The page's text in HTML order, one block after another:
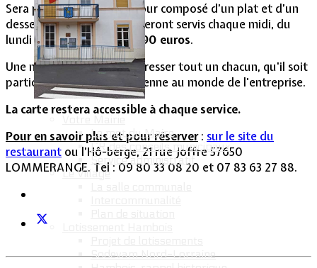
Le mot du Maire
CR des conseils municipaux
Service administratif
Le Village
Sodevam Nord-Lorraine
Sera proposé un plat du jour composé d’un plat et d’un
dessert, faits maison, qui seront servis chaque midi, du
lundi au vendredi, pour8,90 euros.
Une nouvelle pouvant intéresser tout un chacun, qu'il soit
particulier ou qu'il appartienne au monde de l'entreprise.
La carte restera accessible à chaque service.
Pour en savoir plus et pour réserver: sur le site du
restaurant ou l’Hô-berge, 21 rue Joffre 57650
LOMMERANGE. Tel : 09 80 33 08 20 et 07 83 63 27 88.